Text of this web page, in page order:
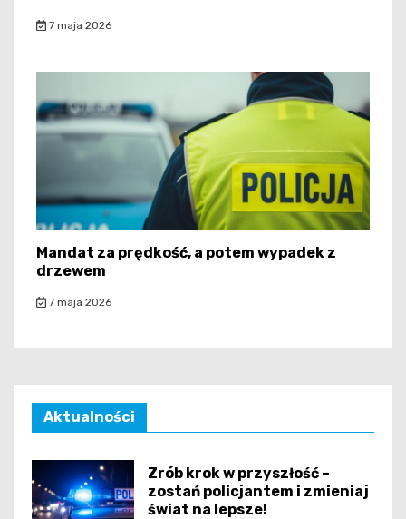
7 maja 2026
Mandat za prędkość, a potem wypadek z
drzewem
7 maja 2026
Aktualności
Zrób krok w przyszłość –
zostań policjantem i zmieniaj
świat na lepsze!